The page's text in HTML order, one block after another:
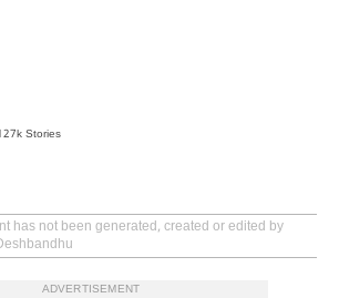
Stories
has not been generated, created or edited by
ADVERTISEMENT